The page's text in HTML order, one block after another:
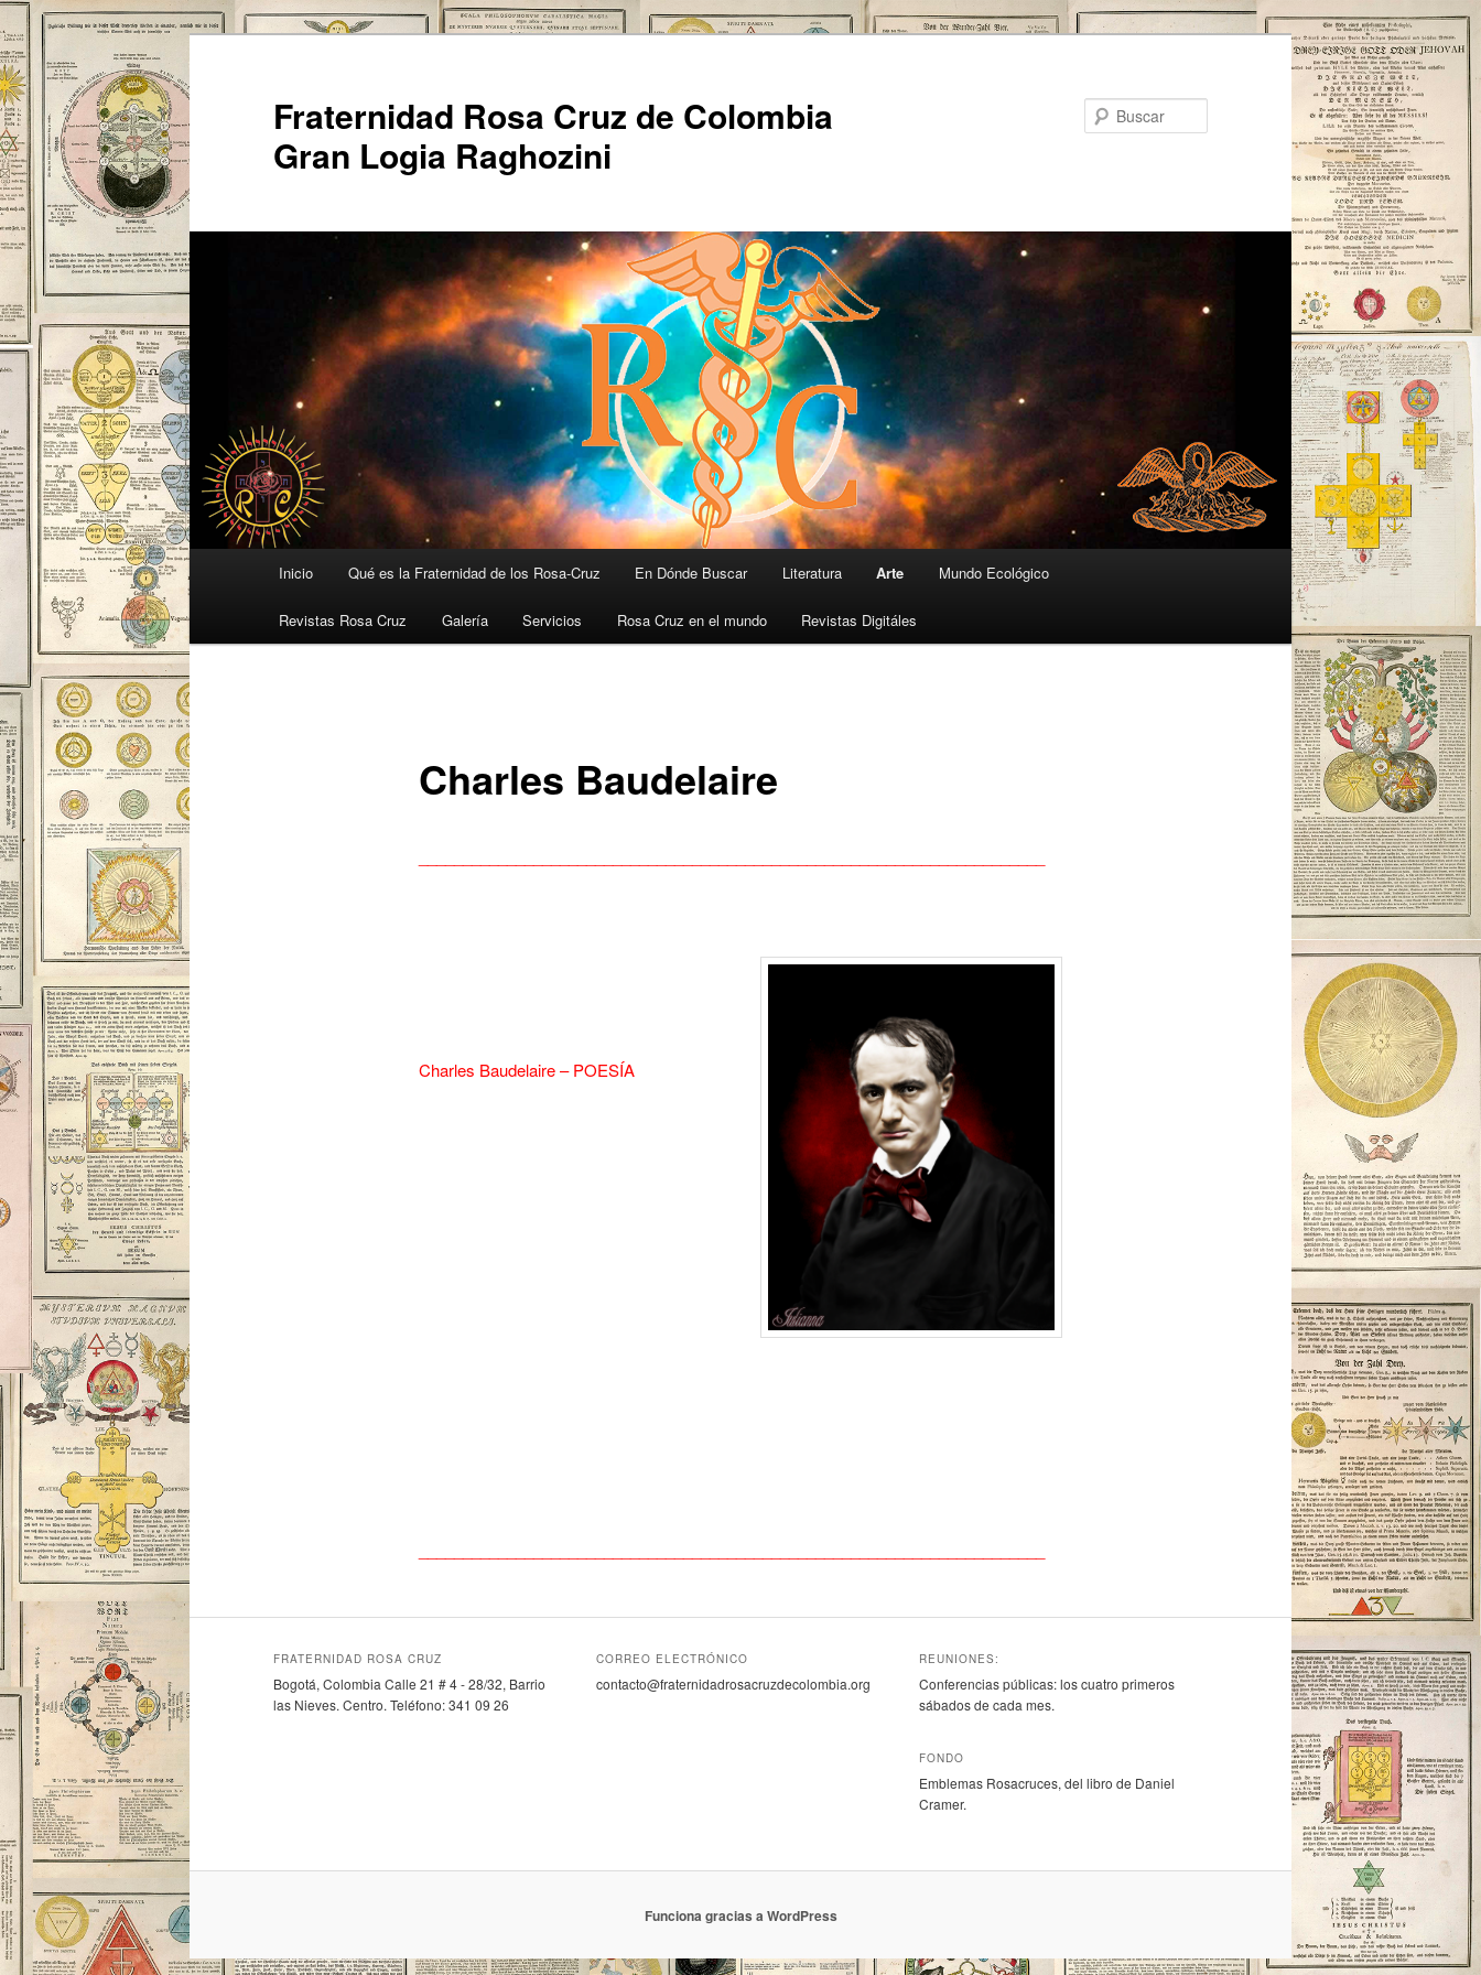
Ir
al
contenido
principal
Fraternidad Rosa Cruz de Colombia
Gran Logia Raghozini
Inicio Qué es la Fraternidad de los Rosa-Cruz En Dónde Buscar Literatura Arte Mundo Ecológico
Revistas Rosa Cruz Galería Servicios Rosa Cruz en el mundo Revistas Digitáles
Charles Baudelaire
Charles Baudelaire – POESÍA
FRATERNIDAD ROSA CRUZ
Bogotá, Colombia Calle 21 # 4 - 28/32, Barrio
las Nieves. Centro. Teléfono: 341 09 26
CORREO ELECTRÓNICO
contacto@fraternidadrosacruzdecolombia.org
REUNIONES:
Conferencias públicas: los cuatro primeros
sábados de cada mes.
FONDO
Emblemas Rosacruces, del libro de Daniel
Cramer.
Funciona gracias a WordPress